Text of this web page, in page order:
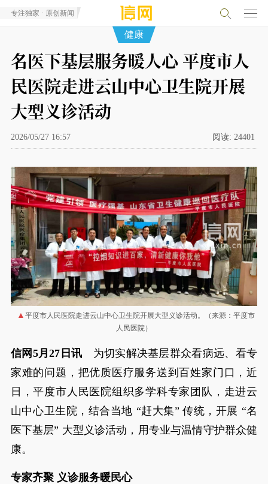
专注独家 · 原创新闻
健康
名医下基层服务暖人心 平度市人
民医院走进云山中心卫生院开展
大型义诊活动
2026/05/27 16:57 阅读: 24401
平度市人民医院走进云山中心卫生院开展大型义诊活动。（来源：平度市
人民医院）
信网5月27日讯 为切实解决基层群众看病远、看专
家难的问题，把优质医疗服务送到百姓家门口，近
日，平度市人民医院组织多学科专家团队，走进云
山中心卫生院，结合当地 “赶大集” 传统，开展 “名
医下基层” 大型义诊活动，用专业与温情守护群众健
康。
专家齐聚 义诊服务暖民心